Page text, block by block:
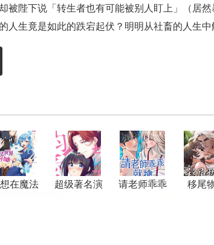
被陛下说「转生者也有可能被别人盯上」（居
人生竟是如此的跌宕起伏？明明从社畜的人生
在魔法
超级著名演
请老师乖乖
移尾